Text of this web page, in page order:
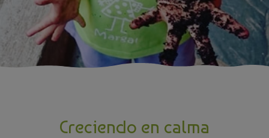
Creciendo en calma